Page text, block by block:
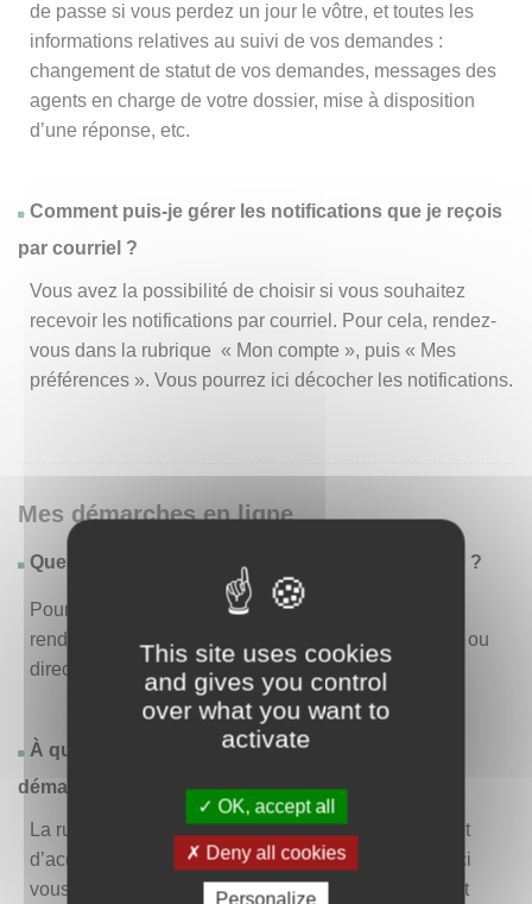
This site uses cookies
and gives you control
over what you want to
activate
OK, accept all
Deny all cookies
Personalize
de passe si vous perdez un jour le vôtre, et toutes les
informations relatives au suivi de vos demandes :
changement de statut de vos demandes, messages des
agents en charge de votre dossier, mise à disposition
d’une réponse, etc.
Comment puis-je gérer les notifications que je reçois
par courriel ?
Vous avez la possibilité de choisir si vous souhaitez
recevoir les notifications par courriel. Pour cela, rendez-
vous dans la rubrique « Mon compte », puis « Mes
préférences ». Vous pourrez ici décocher les notifications.
Mes démarches en ligne
Quelles sont les démarches disponibles en ligne ?
Pour consulter la liste des démarches disponibles,
rendez-vous dans le menu « Liste des démarches » ou
directement en page d’accueil.
À quoi correspond la rubrique « Effectuer une
démarche » ?
La rubrique « Effectuer une démarche » vous permet
d’accéder à la liste des démarches disponibles. D’ici
vous pouvez choisir la démarche vous intéressant et